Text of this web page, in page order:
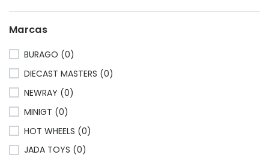
Marcas
BURAGO (0)
DIECAST MASTERS (0)
NEWRAY (0)
MINIGT (0)
HOT WHEELS (0)
JADA TOYS (0)